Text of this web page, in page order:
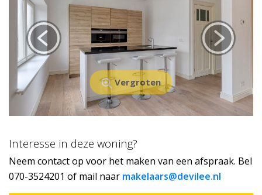
Vergroten
Interesse in deze woning?
Neem contact op voor het maken van een afspraak. Bel
070-3524201 of mail naar makelaars@devilee.nl